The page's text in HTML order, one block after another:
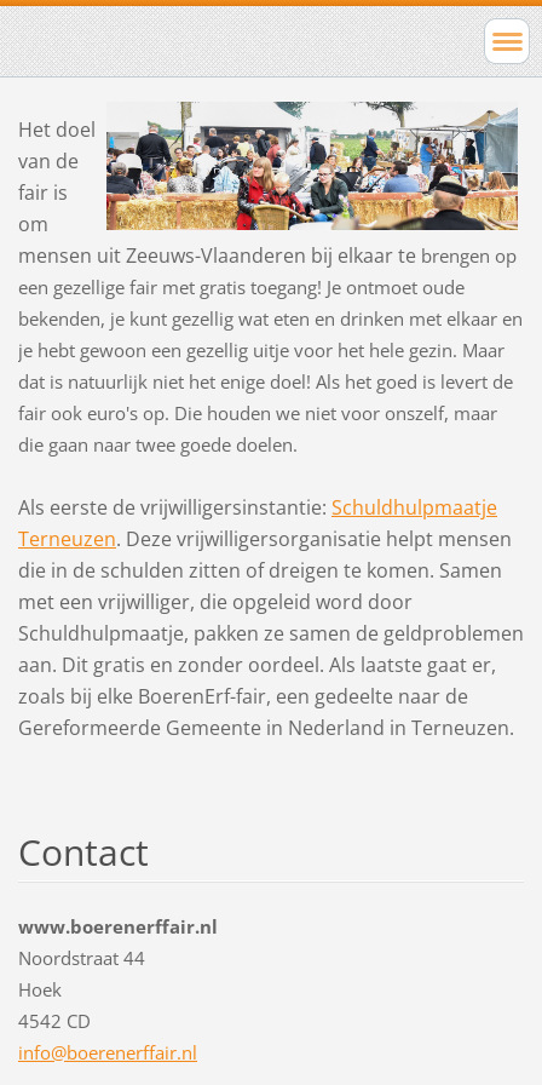
Het doel
van de
fair is
om
mensen uit Zeeuws-Vlaanderen bij elkaar te brengen op
een gezellige fair met gratis toegang! Je ontmoet oude
bekenden, je kunt gezellig wat eten en drinken met elkaar en
je hebt gewoon een gezellig uitje voor het hele gezin. Maar
dat is natuurlijk niet het enige doel! Als het goed is levert de
fair ook euro's op. Die houden we niet voor onszelf, maar
die gaan naar twee goede doelen.
Als eerste de vrijwilligersinstantie: Schuldhulpmaatje
Terneuzen. Deze vrijwilligersorganisatie helpt mensen
die in de schulden zitten of dreigen te komen. Samen
met een vrijwilliger, die opgeleid word door
Schuldhulpmaatje, pakken ze samen de geldproblemen
aan. Dit gratis en zonder oordeel. Als laatste gaat er,
zoals bij elke BoerenErf-fair, een gedeelte naar de
Gereformeerde Gemeente in Nederland in Terneuzen.
Contact
www.boerenerffair.nl
Noordstraat 44
Hoek
4542 CD
info@boerenerffair.nl